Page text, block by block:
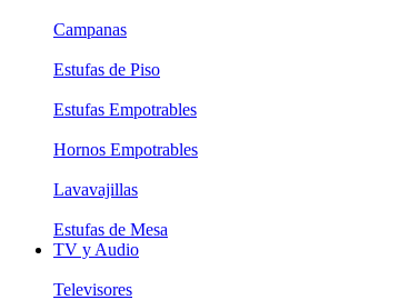
Campanas
Estufas de Piso
Estufas Empotrables
Hornos Empotrables
Lavavajillas
Estufas de Mesa
TV y Audio
Televisores